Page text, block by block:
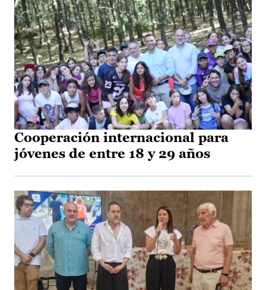
Cooperación internacional para
jóvenes de entre 18 y 29 años